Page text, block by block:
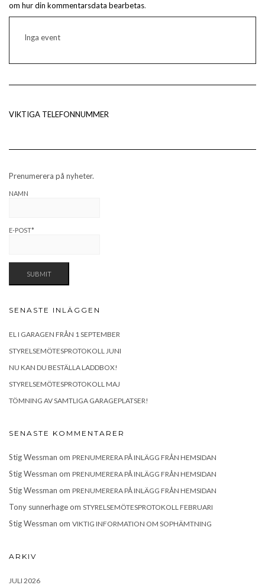
om hur din kommentarsdata bearbetas.
Inga event
VIKTIGA TELEFONNUMMER
Prenumerera på nyheter.
NAMN
E-POST*
SENASTE INLÄGGEN
EL I GARAGEN FRÅN 1 SEPTEMBER
STYRELSEMÖTESPROTOKOLL JUNI
NU KAN DU BESTÄLLA LADDBOX!
STYRELSEMÖTESPROTOKOLL MAJ
TÖMNING AV SAMTLIGA GARAGEPLATSER!
SENASTE KOMMENTARER
Stig Wessman om PRENUMERERA PÅ INLÄGG FRÅN HEMSIDAN
Stig Wessman om PRENUMERERA PÅ INLÄGG FRÅN HEMSIDAN
Stig Wessman om PRENUMERERA PÅ INLÄGG FRÅN HEMSIDAN
Tony sunnerhageom STYRELSEMÖTESPROTOKOLL FEBRUARI
Stig Wessman om VIKTIG INFORMATION OM SOPHÄMTNING
ARKIV
JULI 2026